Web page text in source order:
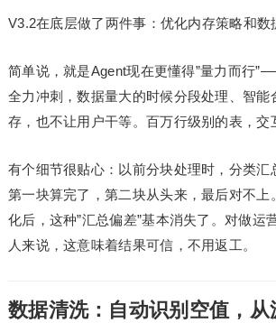
V3.2在底层做了两件事：优化内存策略和数
简单说，就是Agent现在更懂得”量力而行
全力冲刺，数据量大的时候分段处理、智能
存，也不让用户干等。百万行级别的表，交
有个细节很贴心：以前分块处理时，分类
第一块算完了，第二块从头来，最后对不上
化后，这种”汇总偏差”基本消失了。对做运
人来说，这意味着结果可信，不用返工。
数据清洗：自动识别空值，